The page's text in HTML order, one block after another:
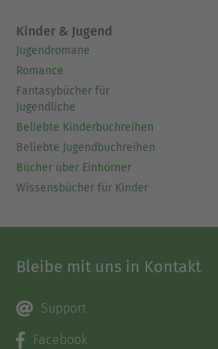
Kinder & Jugend
Jugendromane
Romance
Fantasybücher für
Jugendliche
Beliebte Kinderbuchreihen
Beliebte Jugendbuchreihen
Bücher über Einhörner
Wissensbücher für Kinder
Bleibe mit uns in Kontakt
Support
Facebook